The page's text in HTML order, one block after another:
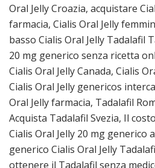
Oral Jelly Croazia, acquistare
farmacia, Cialis Oral Jelly
basso Cialis Oral Jelly Tadalafil
20 mg generico senza ricetta
Cialis Oral Jelly Canada, Cialis
Cialis Oral Jelly genericos
Oral Jelly farmacia, Tadalafil
Acquista Tadalafil Svezia, Il
Cialis Oral Jelly 20 mg generico
generico Cialis Oral Jelly
ottenere il Tadalafil senza